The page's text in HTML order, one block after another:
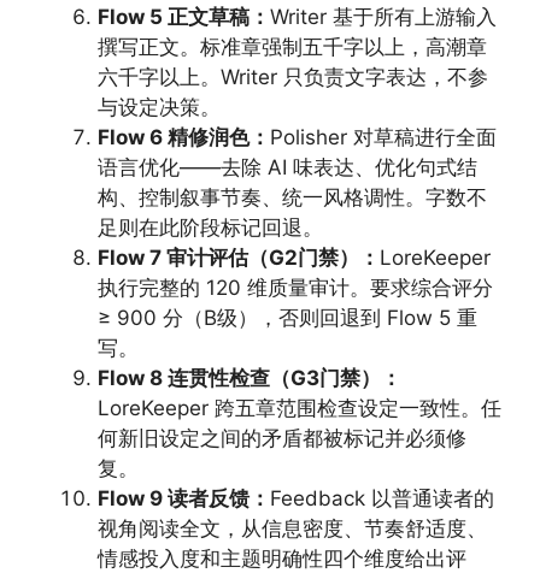
Flow 5 正文草稿： Writer 基于所有上游输入
撰写正文。标准章强制五千字以上，高潮章
六千字以上。Writer 只负责文字表达，不参
与设定决策。
Flow 6 精修润色： Polisher 对草稿进行全面
语言优化——去除 AI 味表达、优化句式结
构、控制叙事节奏、统一风格调性。字数不
足则在此阶段标记回退。
Flow 7 审计评估（G2门禁）： LoreKeeper
执行完整的 120 维质量审计。要求综合评分
≥ 900 分（B级），否则回退到 Flow 5 重
写。
Flow 8 连贯性检查（G3门禁）：
LoreKeeper 跨五章范围检查设定一致性。任
何新旧设定之间的矛盾都被标记并必须修
复。
Flow 9 读者反馈： Feedback 以普通读者的
视角阅读全文，从信息密度、节奏舒适度、
情感投入度和主题明确性四个维度给出评